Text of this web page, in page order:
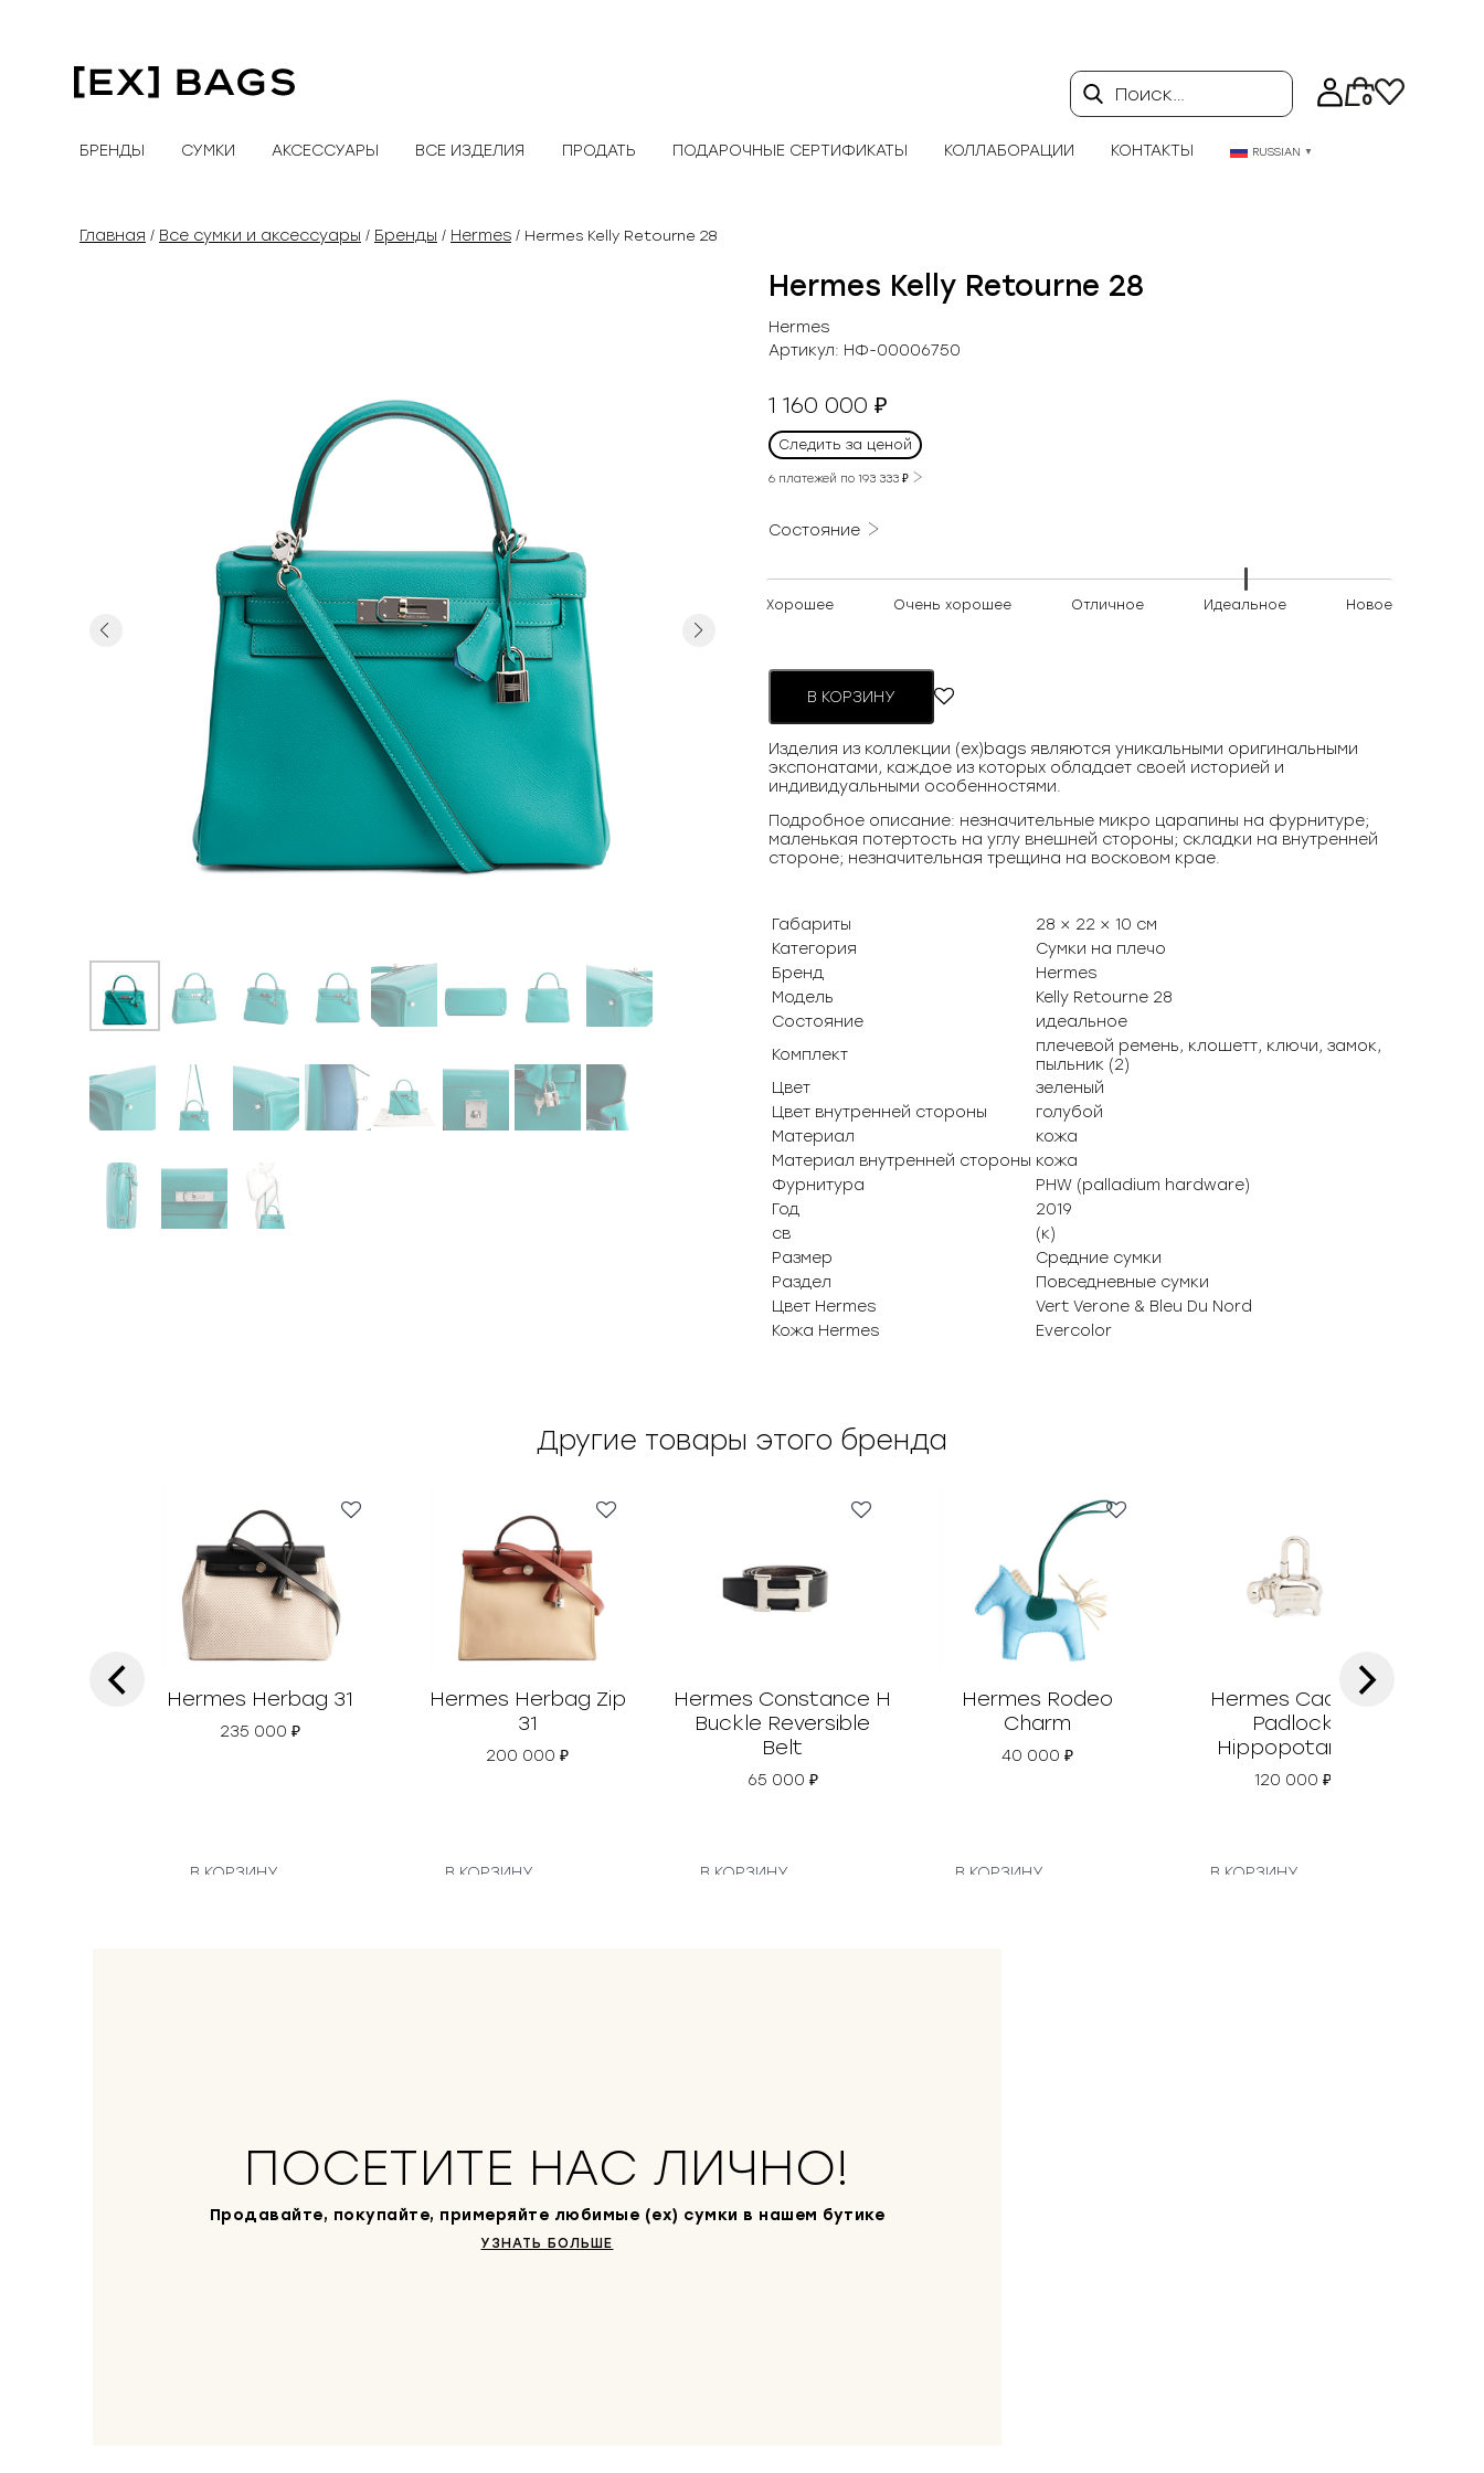
содержимому
Поиск… 0
БРЕНДЫ СУМКИ АКСЕССУАРЫ ВСЕ ИЗДЕЛИЯ ПРОДАТЬ ПОДАРОЧНЫЕ СЕРТИФИКАТЫ КОЛЛАБОРАЦИИ КОНТАКТЫ RUSSIAN ▼
Главная / Все сумки и аксессуары / Бренды / Hermes / Hermes Kelly Retourne 28
Previous Next
Hermes Kelly Retourne 28
Hermes
Артикул: НФ-00006750
1 160 000 ₽
Следить за ценой
6 платежей по 193 333 ₽
Состояние
Хорошее Очень хорошее Отличное Идеальное Новое
В КОРЗИНУ
Изделия из коллекции (ex)bags являются уникальными оригинальными
экспонатами, каждое из которых обладает своей историей и
индивидуальными особенностями.
Подробное описание: незначительные микро царапины на фурнитуре;
маленькая потертость на углу внешней стороны; складки на внутренней
стороне; незначительная трещина на восковом крае.
Габариты
28 × 22 × 10 см
Категория
Сумки на плечо
Бренд
Hermes
Модель
Kelly Retourne 28
Состояние
идеальное
Комплект
плечевой ремень, клошетт, ключи, замок,
пыльник (2)
Цвет
зеленый
Цвет внутренней стороны
голубой
Материал
кожа
Материал внутренней стороны кожа
Фурнитура
PHW (palladium hardware)
Год
2019
св
(к)
Размер
Средние сумки
Раздел
Повседневные сумки
Цвет Hermes
Vert Verone & Bleu Du Nord
Кожа Hermes
Evercolor
Другие товары этого бренда
Hermes Herbag 31
235 000 ₽
В КОРЗИНУ
Hermes Herbag Zip
31
200 000₽
В КОРЗИНУ
Hermes Constance H
Buckle Reversible
Belt
65 000 ₽
В КОРЗИНУ
Hermes Rodeo
Charm
40 000₽
В КОРЗИНУ
Hermes Cadena
Padlock
Hippopotamus
120 000 ₽
В КОРЗИНУ
‹ ›
ПОСЕТИТЕ НАС ЛИЧНО!
Продавайте, покупайте, примеряйте любимые (ex) сумки в нашем бутике
УЗНАТЬ БОЛЬШЕ